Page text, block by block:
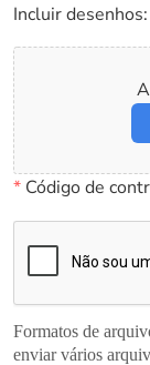
Incluir desenhos:
*Código de
Formatos de
enviar vários